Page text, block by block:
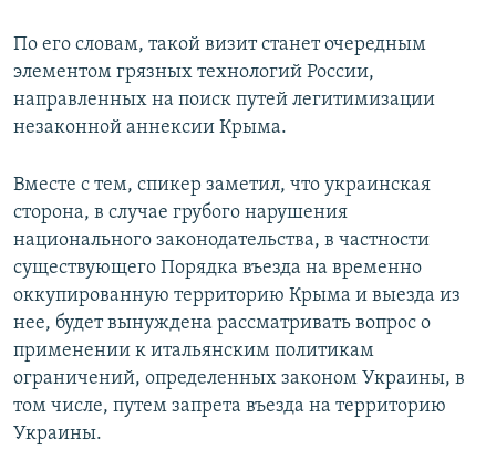
По его словам, такой визит станет очередным
элементом грязных технологий России,
направленных на поиск путей легитимизации
незаконной аннексии Крыма.
Вместе с тем, спикер заметил, что украинская
сторона, в случае грубого нарушения
национального законодательства, в частности
существующего Порядка въезда на временно
оккупированную территорию Крыма и выезда из
нее, будет вынуждена рассматривать вопрос о
применении к итальянским политикам
ограничений, определенных законом Украины, в
том числе, путем запрета въезда на территорию
Украины.